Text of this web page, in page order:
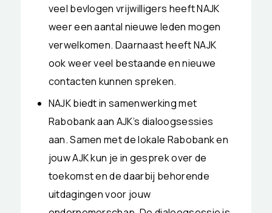
veel bevlogen vrijwilligers heeft NAJK
weer een aantal nieuwe leden mogen
verwelkomen. Daarnaast heeft NAJK
ook weer veel bestaande en nieuwe
contacten kunnen spreken.
NAJK biedt in samenwerking met
Rabobank aan AJK’s dialoogsessies
aan. Samen met de lokale Rabobank en
jouw AJK kun je in gesprek over de
toekomst en de daarbij behorende
uitdagingen voor jouw